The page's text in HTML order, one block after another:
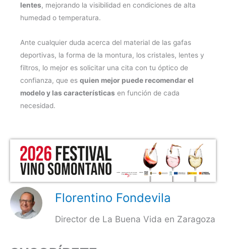
lentes, mejorando la visibilidad en condiciones de alta
humedad o temperatura.
Ante cualquier duda acerca del material de las gafas
deportivas, la forma de la montura, los cristales, lentes y
filtros, lo mejor es solicitar una cita con tu óptico de
confianza, que es quien mejor puede recomendar el
modelo y las características en función de cada
necesidad.
Florentino Fondevila
Director de La Buena Vida en Zaragoza